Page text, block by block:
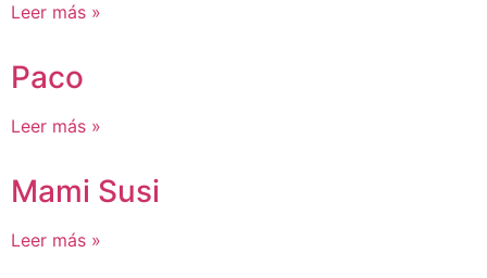
Leer más »
Paco
Leer más »
Mami Susi
Leer más »